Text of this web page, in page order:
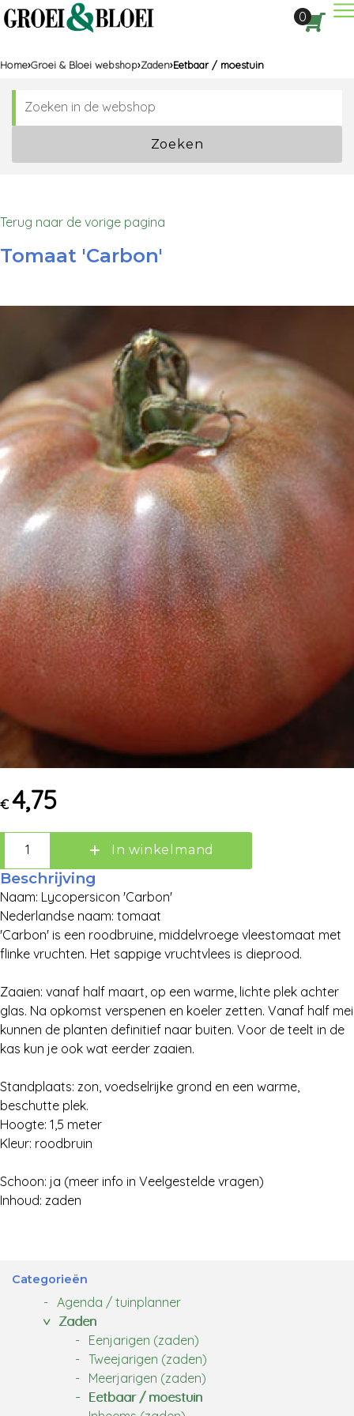
0
Home Groei & Bloei webshop Zaden Eetbaar / moestuin
Zoeken
Terug naar de vorige pagina
Tomaat 'Carbon'
€ 4,75
In winkelmand
Beschrijving
Naam: Lycopersicon 'Carbon'
Nederlandse naam: tomaat
'Carbon' is een roodbruine, middelvroege vleestomaat met
flinke vruchten. Het sappige vruchtvlees is dieprood.
Zaaien: vanaf half maart, op een warme, lichte plek achter
glas. Na opkomst verspenen en koeler zetten. Vanaf half mei
kunnen de planten definitief naar buiten. Voor de teelt in de
kas kun je ook wat eerder zaaien.
Standplaats: zon, voedselrijke grond en een warme,
beschutte plek.
Hoogte: 1,5 meter
Kleur: roodbruin
Schoon: ja (meer info in Veelgestelde vragen)
Inhoud: zaden
Categorieën
Agenda / tuinplanner
Zaden
Eenjarigen (zaden)
Tweejarigen (zaden)
Meerjarigen (zaden)
Eetbaar / moestuin
Zoeken